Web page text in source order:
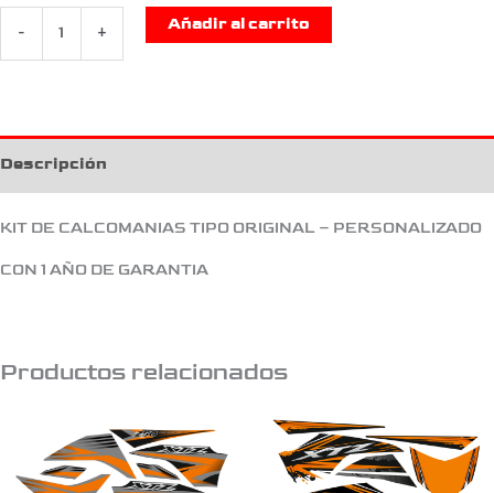
- +
Añadir al carrito
Descripción
KIT DE CALCOMANIAS TIPO ORIGINAL – PERSONALIZADO
CON 1 AÑO DE GARANTIA
Productos relacionados